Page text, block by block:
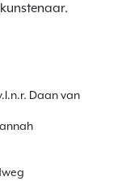
Daan van